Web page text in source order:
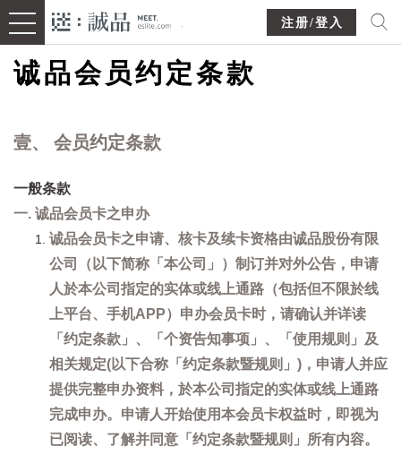
注册/登入
诚品会员约定条款
壹、 会员约定条款
一般条款
一. 诚品会员卡之申办
诚品会员卡之申请、核卡及续卡资格由诚品股份有限
公司（以下简称「本公司」）制订并对外公告，申请
人於本公司指定的实体或线上通路（包括但不限於线
上平台、手机APP）申办会员卡时，请确认并详读
「约定条款」、「个资告知事项」、「使用规则」及
相关规定(以下合称「约定条款暨规则」)，申请人并应
提供完整申办资料，於本公司指定的实体或线上通路
完成申办。申请人开始使用本会员卡权益时，即视为
已阅读、了解并同意「约定条款暨规则」所有内容。